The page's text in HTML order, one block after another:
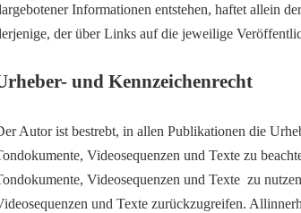
Informationen entstehen, haftet allein
der über Links auf die jeweilige
und Kennzeichenrecht
Autor ist bestrebt, in allen Publikationen die
Videosequenzen und Texte zu
Videosequenzen und Texte zu
und Texte zurückzugreifen.